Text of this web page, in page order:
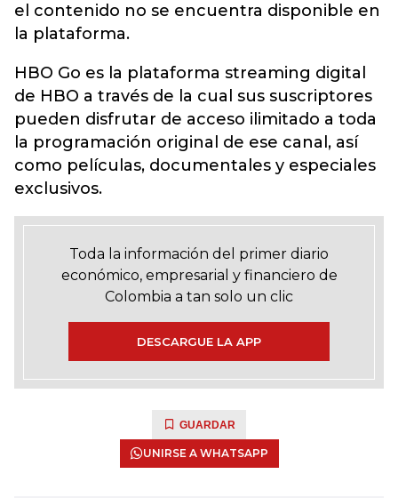
el contenido no se encuentra disponible en
la plataforma.
HBO Go es la plataforma streaming digital
de HBO a través de la cual sus suscriptores
pueden disfrutar de acceso ilimitado a toda
la programación original de ese canal, así
como películas, documentales y especiales
exclusivos.
Toda la información del primer diario
económico, empresarial y financiero de
Colombia a tan solo un clic
DESCARGUE LA APP
GUARDAR
UNIRSE A WHATSAPP